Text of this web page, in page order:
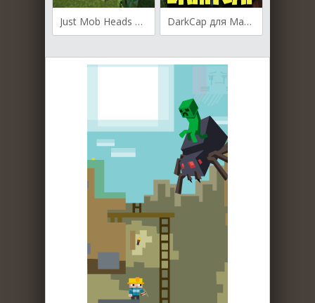
Just Mob Heads для Майнкрафт [1.19.3, 1.19.2, 1.18.2] DarkCap для Майнкрафт 1.19.3